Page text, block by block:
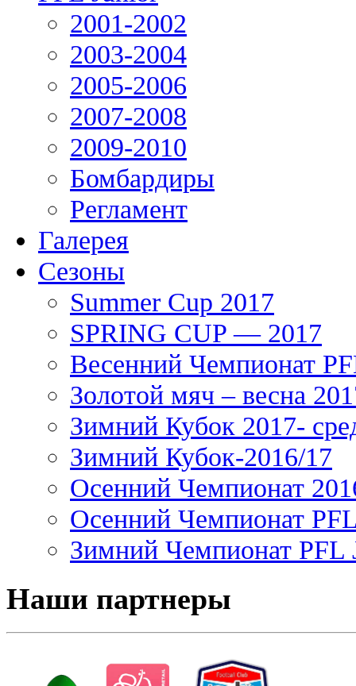
2001-2002
2003-2004
2005-2006
2007-2008
2009-2010
Бомбардиры
Регламент
Галерея
Сезоны
Summer Cup 2017
SPRING CUP — 2017
Весенний Чемпионат
Золотой мяч – весна
Зимний Кубок 2017-
Зимний Кубок-2016/17
Осенний Чемпионат
Осенний Чемпионат
Зимний Чемпионат PFL
Наши партнеры